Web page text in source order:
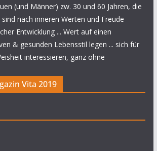
(und Männer) zw. 30 und 60 Jahren, die
sind nach inneren Werten und Freude
Entwicklung ... Wert auf einen
& gesunden Lebensstil legen ... sich für
interessieren, ganz ohne
Vita 2019